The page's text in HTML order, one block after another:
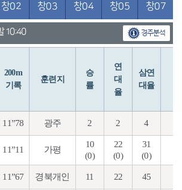
창02 창03 창04 창05 창07
10:40 경주분석
200m
기록
훈련지
승
률
연
대
율
삼연
대율
11”78 광주 2 2 4
11”11 가평
10
(0)
22
(0)
31
(0)
11”67 경북개인 11 22 45